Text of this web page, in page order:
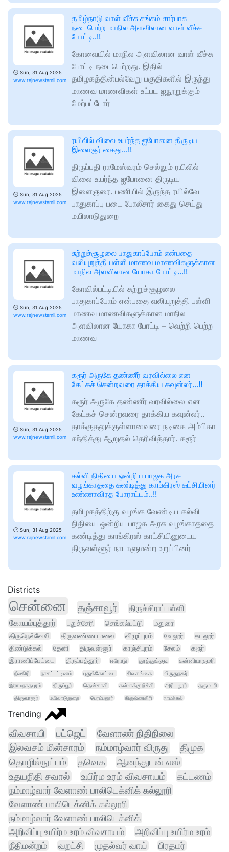
🕑 Sun, 31 Aug 2025
www.rajnewstamil.com
தமிழ்நாடு வாள் வீச்சு சங்கம் சார்பாக
நடைபெற்ற மாநில அளவிலான வாள் வீச்சு
போட்டி..!!
கோவையில் மாநில அளவிலான வாள் வீச்சு
போட்டி நடைபெற்றது. இதில்
தமிழகத்தின்பல்வேறு பகுதிகளில் இருந்து
மாணவ மாணவிகள் உட்பட ஐநூறுக்கும்
மேற்பட்டோர்
🕑 Sun, 31 Aug 2025
www.rajnewstamil.com
ரயிலில் விலை உயர்ந்த ஐபோனை திருடிய
இளைஞர் கைது…!!
திருப்பதி ராமேஸ்வரம் செல்லும் ரயிலில்
விலை உயர்ந்த ஐபோனை திருடிய
இளைஞரை. பணியில் இருந்த ரயில்வே
பாதுகாப்பு படை போலீசார் கைது செய்து
மயிலாடுதுறை
🕑 Sun, 31 Aug 2025
www.rajnewstamil.com
சுற்றுச்சூழலை பாதுகாப்போம் என்பதை
வலியுறுத்தி பள்ளி மாணவ மாணவிகளுக்கான
மாநில அளவிலான யோகா போட்டி…!!
கோவில்பட்டியில் சுற்றுச்சூழலை
பாதுகாப்போம் என்பதை வலியுறுத்தி பள்ளி
மாணவ மாணவிகளுக்கான மாநில
அளவிலான யோகா போட்டி – வெற்றி பெற்ற
மாணவ
🕑 Sun, 31 Aug 2025
www.rajnewstamil.com
கரூர் அருகே தண்ணீர் வரவில்லை என
கேட்கச் சென்றவரை தாக்கிய கவுன்லர்…!!
கரூர் அருகே தண்ணீர் வரவில்லை என
கேட்கச் சென்றவரை தாக்கிய கவுன்லர்..
தாக்குதலுக்குள்ளானவரை நடிகை அம்பிகா
சந்தித்து ஆறுதல் தெரிவித்தார். கரூர்
🕑 Sun, 31 Aug 2025
www.rajnewstamil.com
கல்வி நிதியை ஒன்றிய பாஜக அரசு
வழங்காததை கண்டித்து காங்கிரஸ் கட்சியினர்
உண்ணாவிரத போராட்டம்..!!
தமிழகத்திற்கு வழங்க வேண்டிய கல்வி
நிதியை ஒன்றிய பாஜக அரசு வழங்காததை
கண்டித்து காங்கிரஸ் காட்சியினுடைய
திருவள்ளூர் நாடாளுமன்ற உறுப்பினர்
Districts
சென்னை தஞ்சாவூர்
திருச்சிராப்பள்ளி
கோயம்புத்தூர்
புதுச்சேரி செங்கல்பட்டு
மதுரை
திருநெல்வேலி
திருவண்ணாமலை விழுப்புரம் வேலூர்
கடலூர்
திண்டுக்கல்
தேனி திருவள்ளூர் காஞ்சிபுரம் சேலம்
கரூர்
இராணிப்பேட்டை
திருப்பத்தூர் ஈரோடு தூத்துக்குடி
கன்னியாகுமரி
நீலகிரி
நாகப்பட்டினம் புதுக்கோட்டை சிவகங்கை
விருதுநகர்
இராமநாதபுரம்
திருப்பூர் தென்காசி கள்ளக்குறிச்சி அரியலூர்
தருமபுரி
திருவாரூர்
மயிலாடுதுறை பெரம்பலூர் கிருஷ்ணகிரி நாமக்கல்
Trending
விவசாயி பட்ஜெட்
வேளாண் நிதிநிலை
இலவசம் மின்சாரம்
நம்மாழ்வார் விருது
திமுக
தொழில்நுட்பம்
தவெக ஆனந்துடன் எஸ்
உதயநிதி சவால் உயிர்ம உரம் விவசாயம்
கட்டணம்
நம்மாழ்வார் வேளாண் பாலிடெக்னிக் கல்லூரி
வேளாண் பாலிடெக்னிக் கல்லூரி
நம்மாழ்வார் வேளாண் பாலிடெக்னிக்
அறிவிப்பு உயிர்ம உரம் விவசாயம்
அறிவிப்பு உயிர்ம உரம்
நீதிமன்றம்
வறட்சி முதல்வர் வாய்
பிரதமர்